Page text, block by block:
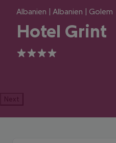
Albanien | Albanien | Golem
Hotel Grint
4
Next